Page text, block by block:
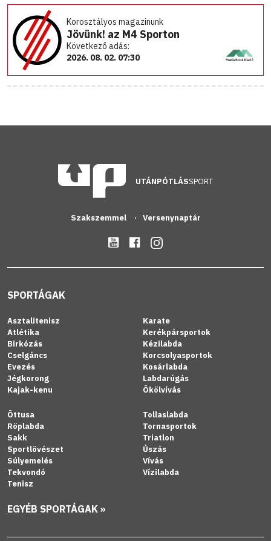
Korosztályos magazinunk
Jövünk! az M4 Sporton
Következő adás:
2026. 08. 02. 07:30
UTÁNPÓTLÁSSPORT
Szakszemmel Versenynaptár
SPORTÁGAK
Asztalitenisz
Atlétika
Birkózás
Cselgáncs
Evezés
Jégkorong
Kajak-kenu
Karate
Kerékpársportok
Kézilabda
Korcsolyasportok
Kosárlabda
Labdarúgás
Ökölvívás
Öttusa
Röplabda
Sakk
Sportlövészet
Súlyemelés
Tekvondó
Tenisz
Tollaslabda
Tornasportok
Triatlon
Úszás
Vívás
Vízilabda
EGYÉB SPORTÁGAK »